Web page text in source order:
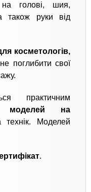
на голові, шия,
також руки від
косметологів,
поглибити свої
практичним
на
технік. Моделей
.